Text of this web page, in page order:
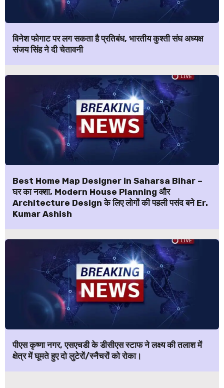
विनेश फोगाट पर लग सकता है प्रतिबंध, भारतीय कुश्ती संघ अध्यक्ष
संजय सिंह ने दी चेतावनी
Best Home Map Designer in Saharsa Bihar –
घर का नक्शा, Modern House Planning और
Architecture Design के लिए लोगों की पहली पसंद बने Er.
Kumar Ashish
पीएस कृष्णा नगर, एसएचडी के डीसीएस स्टाफ ने लक्ष्य की तलाश में
क्षेत्र में घूमते हुए दो लुटेरों/स्नैचरों को रोका।